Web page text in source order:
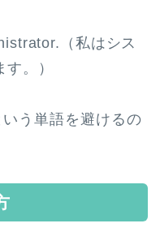
（私はシス
。）
う単語を避けるの